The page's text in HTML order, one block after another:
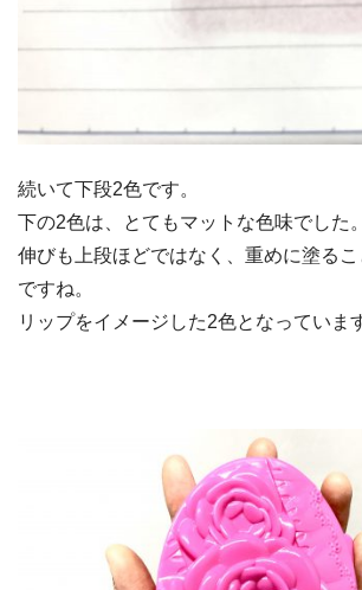
続いて下段2色です。
下の2色は、とてもマットな色味でした。
伸びも上段ほどではなく、重めに塗る
ですね。
リップをイメージした2色となっていま